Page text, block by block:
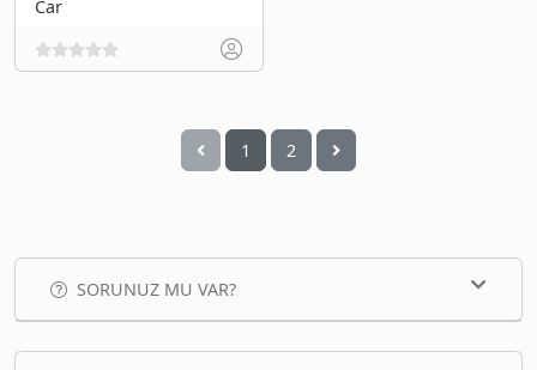
Car
1 2
SORUNUZ MU VAR?